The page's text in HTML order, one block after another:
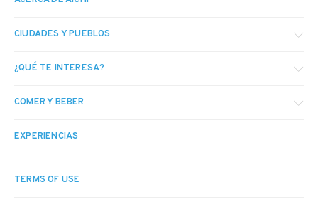
CIUDADES Y PUEBLOS
¿QUÉ TE INTERESA?
COMER Y BEBER
EXPERIENCIAS
TERMS OF USE